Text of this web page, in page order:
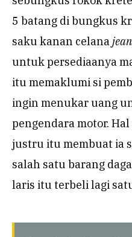
5 batang di bungkus
saku kanan celana
untuk persediaanya
itu memaklumi si
ingin menukar uang
pengendara motor.
justru itu membuat ia
salah satu barang
laris itu terbeli lagi